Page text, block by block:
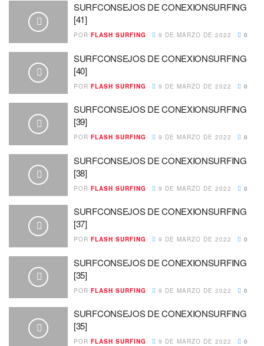
SURFCONSEJOS DE CONEXIONSURFING
[41]
POR FLASH SURFING 9 DE MARZO DE 2022 0
SURFCONSEJOS DE CONEXIONSURFING
[40]
POR FLASH SURFING 9 DE MARZO DE 2022 0
SURFCONSEJOS DE CONEXIONSURFING
[39]
POR FLASH SURFING 9 DE MARZO DE 2022 0
SURFCONSEJOS DE CONEXIONSURFING
[38]
POR FLASH SURFING 9 DE MARZO DE 2022 0
SURFCONSEJOS DE CONEXIONSURFING
[37]
POR FLASH SURFING 9 DE MARZO DE 2022 0
SURFCONSEJOS DE CONEXIONSURFING
[35]
POR FLASH SURFING 9 DE MARZO DE 2022 0
SURFCONSEJOS DE CONEXIONSURFING
[35]
POR FLASH SURFING 9 DE MARZO DE 2022 0